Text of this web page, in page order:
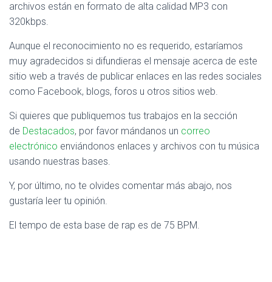
archivos están en formato de alta calidad MP3 con
320kbps.
Aunque el reconocimiento no es requerido, estaríamos
muy agradecidos si difundieras el mensaje acerca de este
sitio web a través de publicar enlaces en las redes sociales
como Facebook, blogs, foros u otros sitios web.
Si quieres que publiquemos tus trabajos en la sección
de Destacados, por favor mándanos un correo
electrónico enviándonos enlaces y archivos con tu música
usando nuestras bases.
Y, por último, no te olvides comentar más abajo, nos
gustaría leer tu opinión.
El tempo de esta base de rap es de 75 BPM.